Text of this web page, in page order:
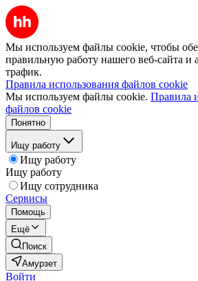
Мы используем файлы cookie, чтобы
правильную работу нашего веб-сайта и
трафик.
Правила использования файлов cookie
Мы используем файлы cookie. Правила
файлов cookie
Понятно
Ищу работу
Ищу работу
Ищу работу
Ищу сотрудника
Сервисы
Помощь
Ещё
Поиск
Амурзет
Войти